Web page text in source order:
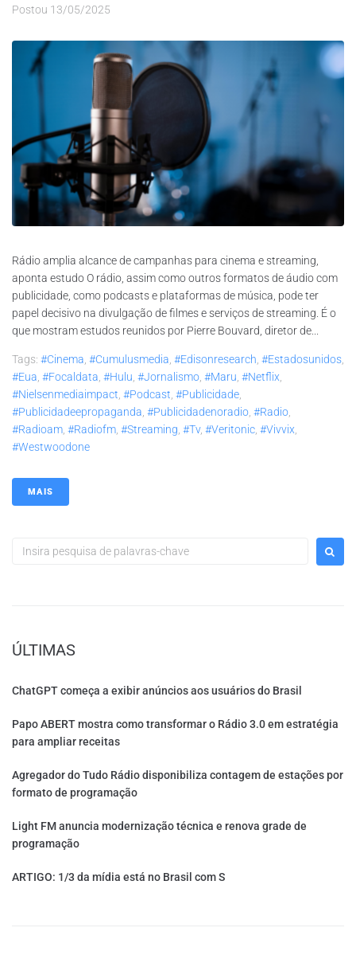
Postou 13/05/2025
Rádio amplia alcance de campanhas para cinema e streaming,
aponta estudo O rádio, assim como outros formatos de áudio com
publicidade, como podcasts e plataformas de música, pode ter
papel decisivo na divulgação de filmes e serviços de streaming. É o
que mostram estudos reunidos por Pierre Bouvard, diretor de...
Tags: #cinema #cumulusmedia #edisonresearch #estadosunidos
#eua #focaldata #hulu #jornalismo #maru #netflix
#nielsenmediaimpact #podcast #publicidade
#publicidadeepropaganda #publicidadenoradio #radio
#radioam #radiofm #streaming #tv, #veritonic #vivvix
#westwoodone
MAIS
ÚLTIMAS
ChatGPT começa a exibir anúncios aos usuários do Brasil
Papo ABERT mostra como transformar o Rádio 3.0 em estratégia
para ampliar receitas
Agregador do Tudo Rádio disponibiliza contagem de estações por
formato de programação
Light FM anuncia modernização técnica e renova grade de
programação
ARTIGO: 1/3 da mídia está no Brasil com S